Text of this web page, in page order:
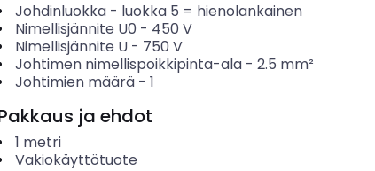
Johdinluokka- luokka 5 = hienolankainen
Nimellisjännite U0 - 450 V
Nimellisjännite U- 750 V
Johtimen nimellispoikkipinta-ala- 2.5 mm²
Johtimien määrä- 1
ja ehdot
1 metri
Vakiokäyttötuote